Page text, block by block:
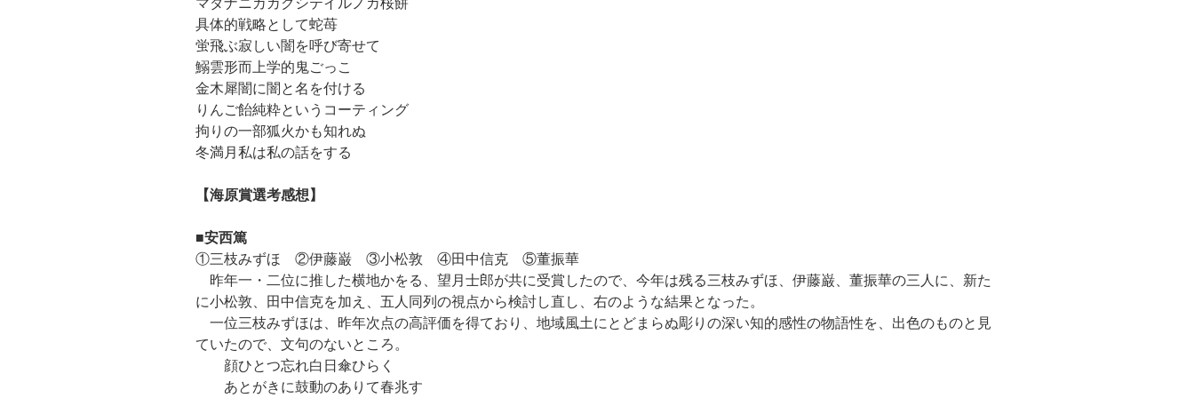
具体的戦略として蛇苺
蛍飛ぶ寂しい闇を呼び寄せて
鰯雲形而上学的鬼ごっこ
金木犀闇に闇と名を付ける
りんご飴純粋というコーティング
拘りの一部狐火かも知れぬ
冬満月私は私の話をする
【海原賞選考感想】
■安西篤
①三枝みずほ ②伊藤巌 ③小松敦 ④田中信克 ⑤董振華
昨年一・二位に推した横地かをる、望月士郎が共に受賞したので、今年は残る三枝みずほ、伊藤巌、董振華の三人に、新た
に小松敦、田中信克を加え、五人同列の視点から検討し直し、右のような結果となった。
一位三枝みずほは、昨年次点の高評価を得ており、地域風土にとどまらぬ彫りの深い知的感性の物語性を、出色のものと見
ていたので、文句のないところ。
顔ひとつ忘れ白日傘ひらく
あとがきに鼓動のありて春兆す